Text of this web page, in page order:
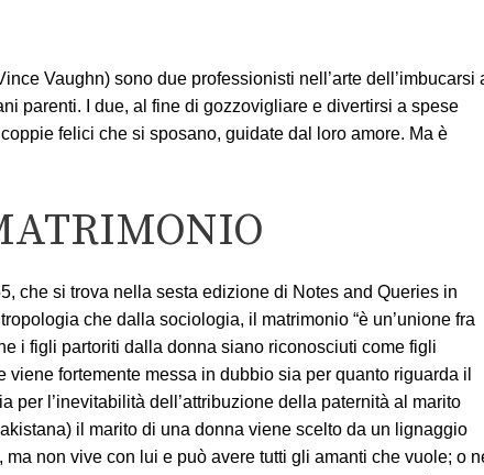
Vaughn) sono due professionisti nell’arte dell’imbucarsi
parenti. I due, al fine di gozzovigliare e divertirsi a spese
felici che si sposano, guidate dal loro amore. Ma è
che si trova nella sesta edizione di Notes and Queries in
che dalla sociologia, il matrimonio “è un’unione fra
i figli partoriti dalla donna siano riconosciuti come figli
viene fortemente messa in dubbio sia per quanto riguarda il
per l’inevitabilità dell’attribuzione della paternità al marito
il marito di una donna viene scelto da un lignaggio
non vive con lui e può avere tutti gli amanti che vuole; o